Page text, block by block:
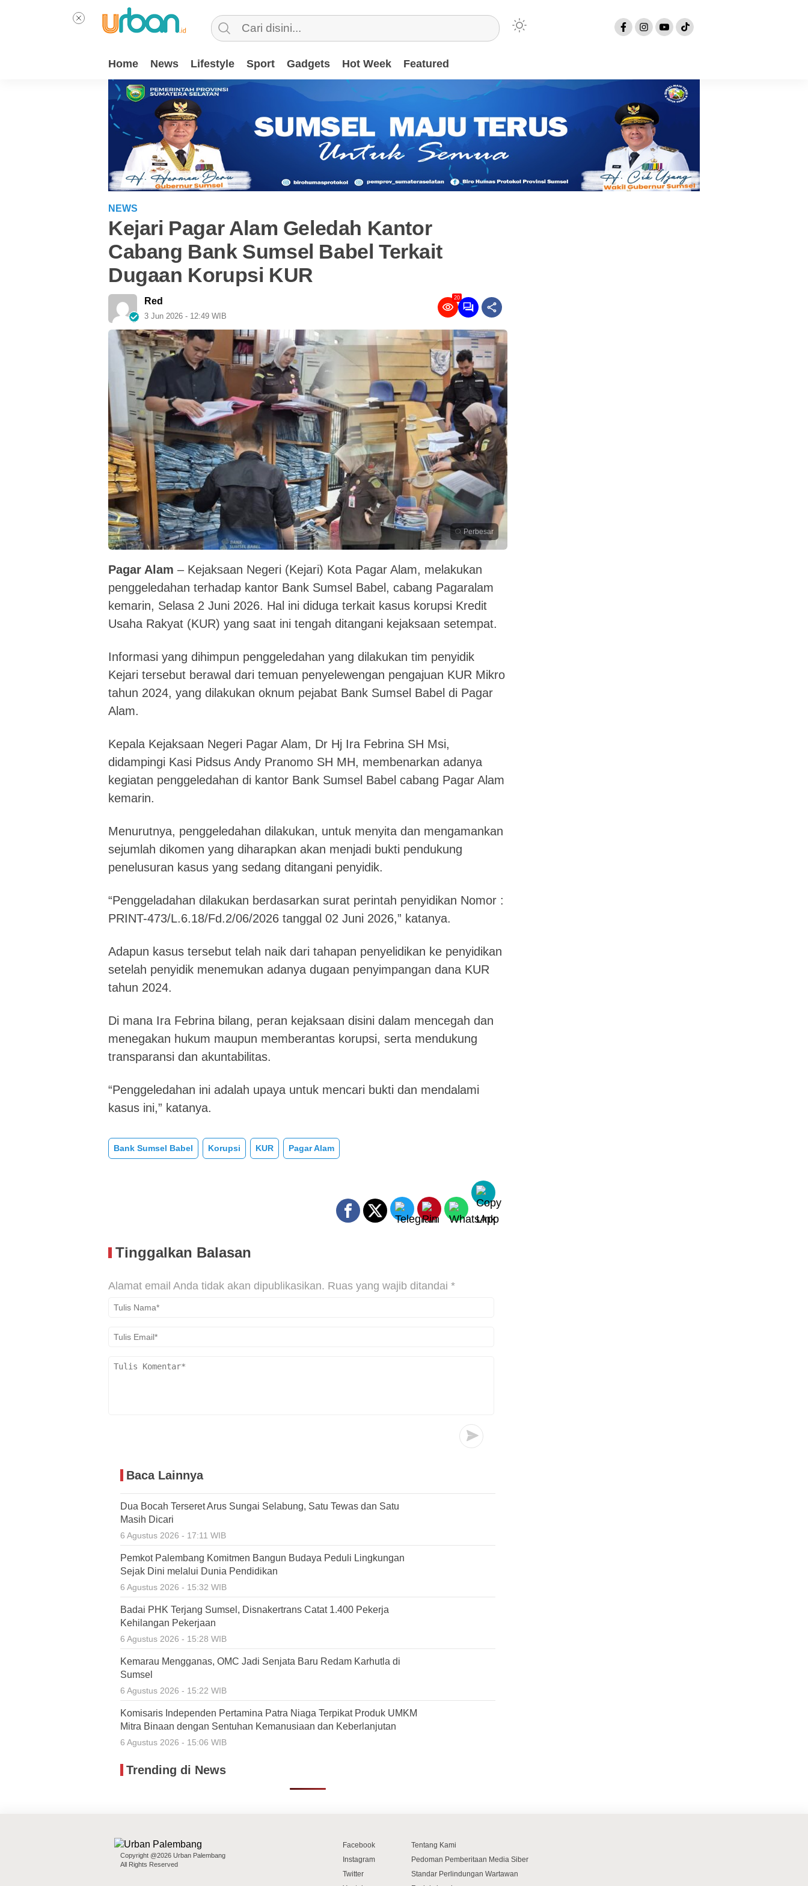
Home News Lifestyle Sport Gadgets Hot Week Featured
NEWS
Kejari Pagar Alam Geledah Kantor
Cabang Bank Sumsel Babel Terkait
Dugaan Korupsi KUR
Red
3 Jun 2026 - 12:49 WIB
20
Perbesar
Pagar Alam – Kejaksaan Negeri (Kejari) Kota Pagar Alam, melakukan
penggeledahan terhadap kantor Bank Sumsel Babel, cabang Pagaralam
kemarin, Selasa 2 Juni 2026. Hal ini diduga terkait kasus korupsi Kredit
Usaha Rakyat (KUR) yang saat ini tengah ditangani kejaksaan setempat.
Informasi yang dihimpun penggeledahan yang dilakukan tim penyidik
Kejari tersebut berawal dari temuan penyelewengan pengajuan KUR Mikro
tahun 2024, yang dilakukan oknum pejabat Bank Sumsel Babel di Pagar
Alam.
Kepala Kejaksaan Negeri Pagar Alam, Dr Hj Ira Febrina SH Msi,
didampingi Kasi Pidsus Andy Pranomo SH MH, membenarkan adanya
kegiatan penggeledahan di kantor Bank Sumsel Babel cabang Pagar Alam
kemarin.
Menurutnya, penggeledahan dilakukan, untuk menyita dan mengamankan
sejumlah dikomen yang diharapkan akan menjadi bukti pendukung
penelusuran kasus yang sedang ditangani penyidik.
“Penggeladahan dilakukan berdasarkan surat perintah penyidikan Nomor :
PRINT-473/L.6.18/Fd.2/06/2026 tanggal 02 Juni 2026,” katanya.
Adapun kasus tersebut telah naik dari tahapan penyelidikan ke penyidikan
setelah penyidik menemukan adanya dugaan penyimpangan dana KUR
tahun 2024.
Di mana Ira Febrina bilang, peran kejaksaan disini dalam mencegah dan
menegakan hukum maupun memberantas korupsi, serta mendukung
transparansi dan akuntabilitas.
“Penggeledahan ini adalah upaya untuk mencari bukti dan mendalami
kasus ini,” katanya.
Bank Sumsel Babel Korupsi KUR Pagar Alam
Tinggalkan Balasan
Alamat email Anda tidak akan dipublikasikan. Ruas yang wajib ditandai *
Baca Lainnya
Dua Bocah Terseret Arus Sungai Selabung, Satu Tewas dan Satu
Masih Dicari
6 Agustus 2026 - 17:11 WIB
Pemkot Palembang Komitmen Bangun Budaya Peduli Lingkungan
Sejak Dini melalui Dunia Pendidikan
6 Agustus 2026 - 15:32 WIB
Badai PHK Terjang Sumsel, Disnakertrans Catat 1.400 Pekerja
Kehilangan Pekerjaan
6 Agustus 2026 - 15:28 WIB
Kemarau Mengganas, OMC Jadi Senjata Baru Redam Karhutla di
Sumsel
6 Agustus 2026 - 15:22 WIB
Komisaris Independen Pertamina Patra Niaga Terpikat Produk UMKM
Mitra Binaan dengan Sentuhan Kemanusiaan dan Keberlanjutan
6 Agustus 2026 - 15:06 WIB
Trending di News
Copyright @2026 Urban Palembang
All Rights Reserved
Facebook
Instagram
Twitter
Tentang Kami
Pedoman Pemberitaan Media Siber
Standar Perlindungan Wartawan